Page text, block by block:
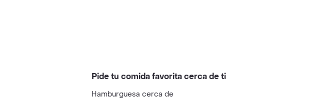
Pide tu comida favorita cerca de ti
Hamburguesa cerca de